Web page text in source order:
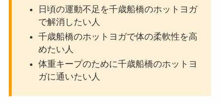
日頃の運動不足を千歳船橋のホットヨガ
で解消したい人
千歳船橋のホットヨガで体の柔軟性を高
めたい人
体重キープのために千歳船橋のホットヨ
ガに通いたい人